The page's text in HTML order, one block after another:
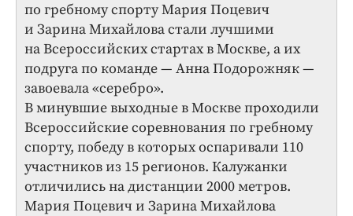
по гребному спорту Мария Поцевич
и Зарина Михайлова стали лучшими
на Всероссийских стартах в Москве, а их
подруга по команде — Анна Подорожняк —
завоевала «серебро».
В минувшие выходные в Москве проходили
Всероссийские соревнования по гребному
спорту, победу в которых оспаривали 110
участников из 15 регионов. Калужанки
отличились на дистанции 2000 метров.
Мария Поцевич и Зарина Михайлова